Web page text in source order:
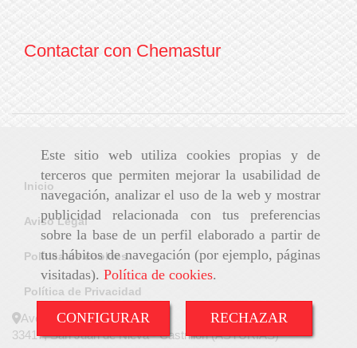
Este sitio web utiliza cookies propias y de
terceros que permiten mejorar la usabilidad de
navegación, analizar el uso de la web y mostrar
publicidad relacionada con tus preferencias
sobre la base de un perfil elaborado a partir de
tus hábitos de navegación (por ejemplo, páginas
visitadas). Política de cookies.
CONFIGURAR RECHAZAR
Contactar con Chemastur
Inicio
Aviso Legal
Política de cookies
Política de Privacidad
Avenida de la Playa – S/N
33417, San Juan de Nieva - Castrillón (ASTURIAS)